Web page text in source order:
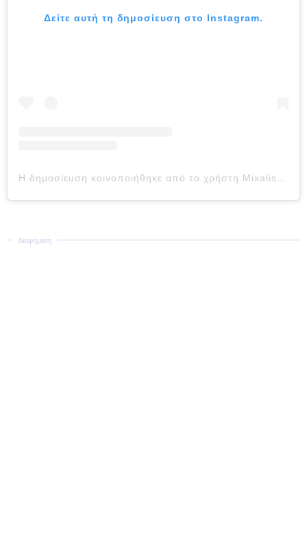
Δείτε αυτή τη δημοσίευση στο Instagram.
Η δημοσίευση κοινοποιήθηκε από το χρήστη Mixalis Iatropoulos (@iatropoulosmixalis_official)